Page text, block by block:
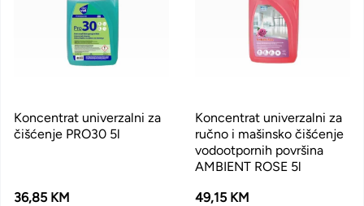
Koncentrat univerzalni za
čišćenje PRO30 5l
36,85 KM
Koncentrat univerzalni za
ručno i mašinsko čišćenje
vodootpornih površina
AMBIENT ROSE 5l
49,15 KM